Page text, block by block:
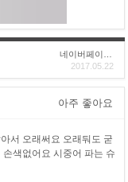
2017.05.22
아주 좋아요
서 오래써요 오래둬도 굳
색없어요 시중어 파는 슈